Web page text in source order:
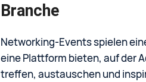
Branche
Networking-Events spielen
eine Plattform bieten, auf der
treffen, austauschen und